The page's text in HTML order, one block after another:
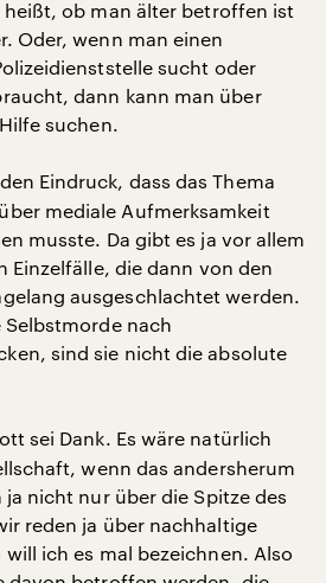
ob man älter betroffen ist
Oder, wenn man einen
sucht oder
dann kann man über
suchen.
Eindruck, dass das Thema
mediale Aufmerksamkeit
musste. Da gibt es ja vor allem
Einzelfälle, die dann von den
ausgeschlachtet werden.
nach
sind sie nicht die absolute
sei Dank. Es wäre natürlich
wenn das andersherum
nicht nur über die Spitze des
reden ja über nachhaltige
ich es mal bezeichnen. Also